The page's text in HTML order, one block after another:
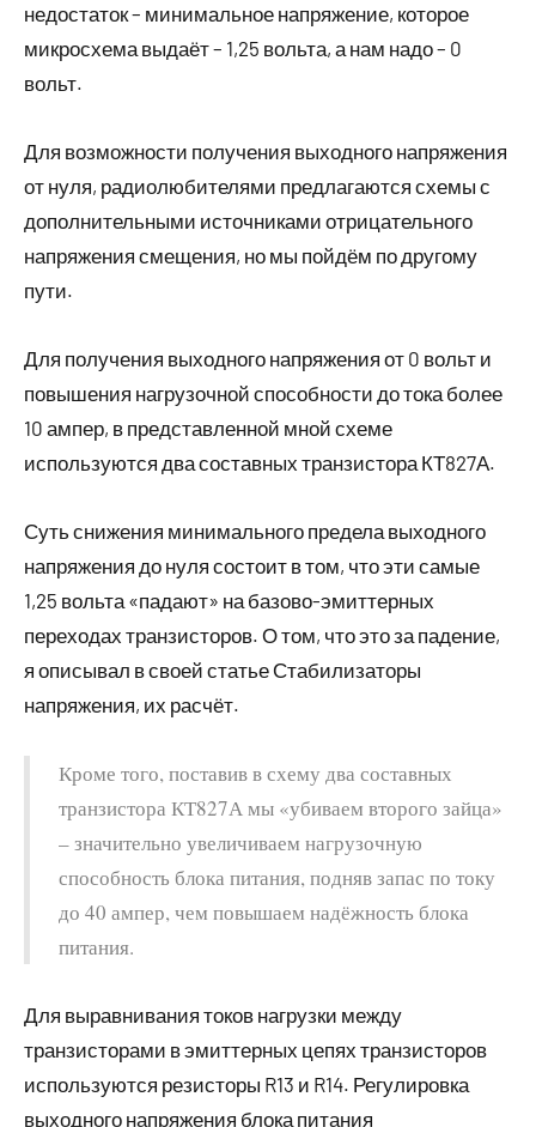
недостаток – минимальное напряжение, которое
микросхема выдаёт – 1,25 вольта, а нам надо – 0
вольт.
Для возможности получения выходного напряжения
от нуля, радиолюбителями предлагаются схемы с
дополнительными источниками отрицательного
напряжения смещения, но мы пойдём по другому
пути.
Для получения выходного напряжения от 0 вольт и
повышения нагрузочной способности до тока более
10 ампер, в представленной мной схеме
используются два составных транзистора КТ827А.
Суть снижения минимального предела выходного
напряжения до нуля состоит в том, что эти самые
1,25 вольта «падают» на базово-эмиттерных
переходах транзисторов. О том, что это за падение,
я описывал в своей статье Стабилизаторы
напряжения, их расчёт.
Кроме того, поставив в схему два составных
транзистора КТ827А мы «убиваем второго зайца»
– значительно увеличиваем нагрузочную
способность блока питания, подняв запас по току
до 40 ампер, чем повышаем надёжность блока
питания.
Для выравнивания токов нагрузки между
транзисторами в эмиттерных цепях транзисторов
используются резисторы R13 и R14. Регулировка
выходного напряжения блока питания